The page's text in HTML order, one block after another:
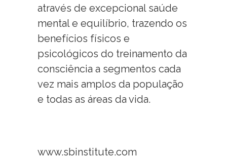
através de excepcional saúde
mental e equilíbrio, trazendo os
benefícios físicos e
psicológicos do treinamento da
consciência a segmentos cada
vez mais amplos da população
e todas as áreas da vida.
www.sbinstitute.com